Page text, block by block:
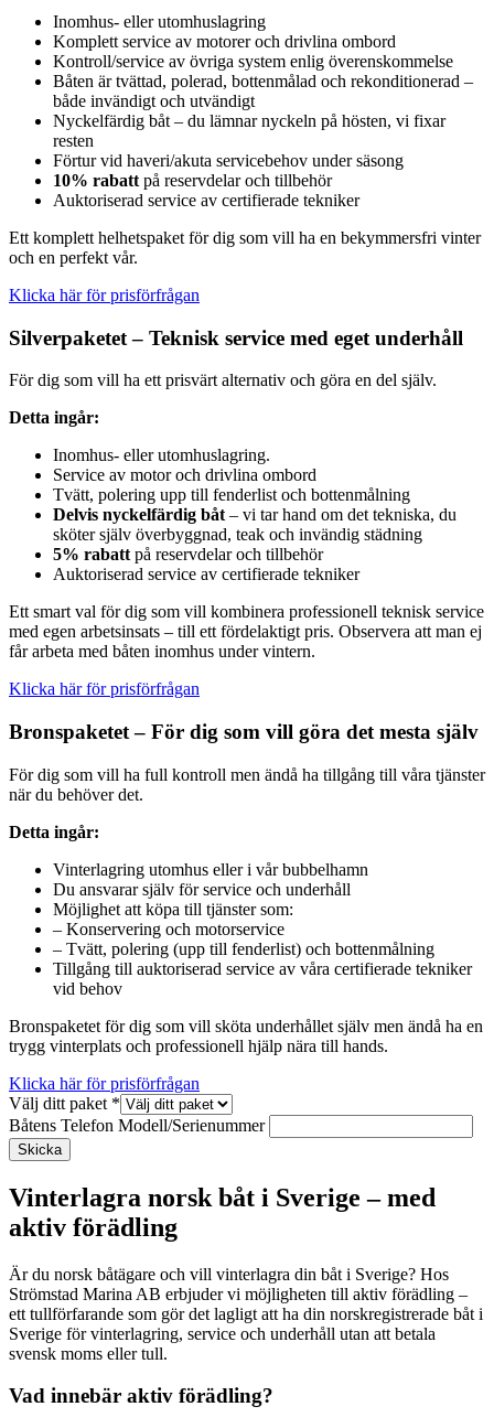
Inomhus- eller utomhuslagring
Komplett service av motorer och drivlina ombord
Kontroll/service av övriga system enlig överenskommelse
Båten är tvättad, polerad, bottenmålad och rekonditionerad –
både invändigt och utvändigt
Nyckelfärdig båt – du lämnar nyckeln på hösten, vi fixar
resten
Förtur vid haveri/akuta servicebehov under säsong
10% rabatt på reservdelar och tillbehör
Auktoriserad service av certifierade tekniker
Ett komplett helhetspaket för dig som vill ha en bekymmersfri vinter
och en perfekt vår.
Klicka här för prisförfrågan
Silverpaketet – Teknisk service med eget underhåll
För dig som vill ha ett prisvärt alternativ och göra en del själv.
Detta ingår:
Inomhus- eller utomhuslagring.
Service av motor och drivlina ombord
Tvätt, polering upp till fenderlist och bottenmålning
Delvis nyckelfärdig båt – vi tar hand om det tekniska, du
sköter själv överbyggnad, teak och invändig städning
5% rabatt på reservdelar och tillbehör
Auktoriserad service av certifierade tekniker
Ett smart val för dig som vill kombinera professionell teknisk service
med egen arbetsinsats – till ett fördelaktigt pris. Observera att man ej
får arbeta med båten inomhus under vintern.
Klicka här för prisförfrågan
Bronspaketet – För dig som vill göra det mesta själv
För dig som vill ha full kontroll men ändå ha tillgång till våra tjänster
när du behöver det.
Detta ingår:
Vinterlagring utomhus eller i vår bubbelhamn
Du ansvarar själv för service och underhåll
Möjlighet att köpa till tjänster som:
– Konservering och motorservice
– Tvätt, polering (upp till fenderlist) och bottenmålning
Tillgång till auktoriserad service av våra certifierade tekniker
vid behov
Bronspaketet för dig som vill sköta underhållet själv men ändå ha en
trygg vinterplats och professionell hjälp nära till hands.
Klicka här för prisförfrågan
Välj ditt paket *
Båtens Telefon Modell/Serienummer
Skicka
Vinterlagra norsk båt i Sverige – med
aktiv förädling
Är du norsk båtägare och vill vinterlagra din båt i Sverige? Hos
Strömstad Marina AB erbjuder vi möjligheten till aktiv förädling –
ett tullförfarande som gör det lagligt att ha din norskregistrerade båt i
Sverige för vinterlagring, service och underhåll utan att betala
svensk moms eller tull.
Vad innebär aktiv förädling?